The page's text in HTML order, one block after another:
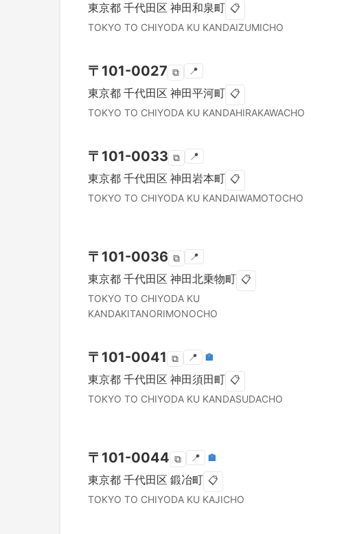
東京都 千代田区 神田和泉町 📋
TOKYO TO CHIYODA KU KANDAIZUMICHO
〒 101-0027 ⧉ 📍
東京都 千代田区 神田平河町 📋
TOKYO TO CHIYODA KU KANDAHIRAKAWACHO
〒 101-0033 ⧉ 📍
東京都 千代田区 神田岩本町 📋
TOKYO TO CHIYODA KU KANDAIWAMOTOCHO
〒 101-0036 ⧉ 📍
東京都 千代田区 神田北乗物町 📋
TOKYO TO CHIYODA KU
KANDAKITANORIMONOCHO
〒 101-0041 ⧉ 📍 🏣
東京都 千代田区 神田須田町 📋
TOKYO TO CHIYODA KU KANDASUDACHO
〒 101-0044 ⧉ 📍 🏣
東京都 千代田区 鍛冶町 📋
TOKYO TO CHIYODA KU KAJICHO